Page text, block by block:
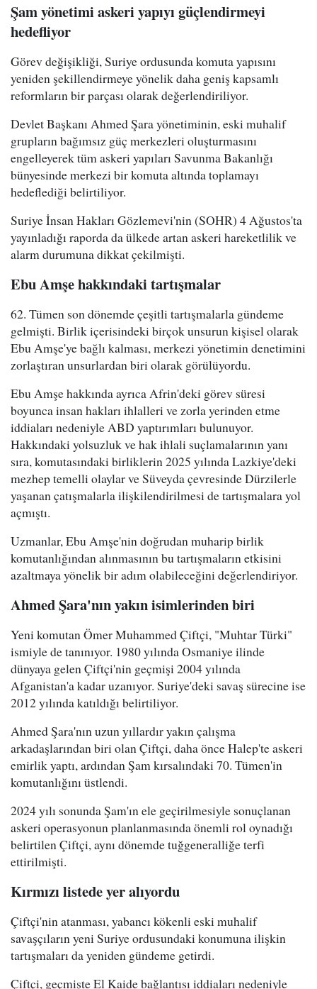
Şam yönetimi askeri yapıyı güçlendirmeyi
hedefliyor
Görev değişikliği, Suriye ordusunda komuta yapısını
yeniden şekillendirmeye yönelik daha geniş kapsamlı
reformların bir parçası olarak değerlendiriliyor.
Devlet Başkanı Ahmed Şara yönetiminin, eski muhalif
grupların bağımsız güç merkezleri oluşturmasını
engelleyerek tüm askeri yapıları Savunma Bakanlığı
bünyesinde merkezi bir komuta altında toplamayı
hedeflediği belirtiliyor.
Suriye İnsan Hakları Gözlemevi'nin (SOHR) 4 Ağustos'ta
yayınladığı raporda da ülkede artan askeri hareketlilik ve
alarm durumuna dikkat çekilmişti.
Ebu Amşe hakkındaki tartışmalar
62. Tümen son dönemde çeşitli tartışmalarla gündeme
gelmişti. Birlik içerisindeki birçok unsurun kişisel olarak
Ebu Amşe'ye bağlı kalması, merkezi yönetimin denetimini
zorlaştıran unsurlardan biri olarak görülüyordu.
Ebu Amşe hakkında ayrıca Afrin'deki görev süresi
boyunca insan hakları ihlalleri ve zorla yerinden etme
iddiaları nedeniyle ABD yaptırımları bulunuyor.
Hakkındaki yolsuzluk ve hak ihlali suçlamalarının yanı
sıra, komutasındaki birliklerin 2025 yılında Lazkiye'deki
mezhep temelli olaylar ve Süveyda çevresinde Dürzilerle
yaşanan çatışmalarla ilişkilendirilmesi de tartışmalara yol
açmıştı.
Uzmanlar, Ebu Amşe'nin doğrudan muharip birlik
komutanlığından alınmasının bu tartışmaların etkisini
azaltmaya yönelik bir adım olabileceğini değerlendiriyor.
Ahmed Şara'nın yakın isimlerinden biri
Yeni komutan Ömer Muhammed Çiftçi, "Muhtar Türki"
ismiyle de tanınıyor. 1980 yılında Osmaniye ilinde
dünyaya gelen Çiftçi'nin geçmişi 2004 yılında
Afganistan'a kadar uzanıyor. Suriye'deki savaş sürecine ise
2012 yılında katıldığı belirtiliyor.
Ahmed Şara'nın uzun yıllardır yakın çalışma
arkadaşlarından biri olan Çiftçi, daha önce Halep'te askeri
emirlik yaptı, ardından Şam kırsalındaki 70. Tümen'in
komutanlığını üstlendi.
2024 yılı sonunda Şam'ın ele geçirilmesiyle sonuçlanan
askeri operasyonun planlanmasında önemli rol oynadığı
belirtilen Çiftçi, aynı dönemde tuğgeneralliğe terfi
ettirilmişti.
Kırmızı listede yer alıyordu
Çiftçi'nin atanması, yabancı kökenli eski muhalif
savaşçıların yeni Suriye ordusundaki konumuna ilişkin
tartışmaları da yeniden gündeme getirdi.
Çiftçi, geçmişte El Kaide bağlantısı iddiaları nedeniyle